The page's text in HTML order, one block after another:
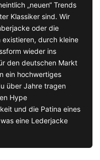
„neuen“ Trends
Klassiker sind. Wir
oder die
durch kleine
wieder ins
den deutschen Markt
ein hochwertiges
über Jahre tragen
Hype
und die Patina eines
eine Lederjacke